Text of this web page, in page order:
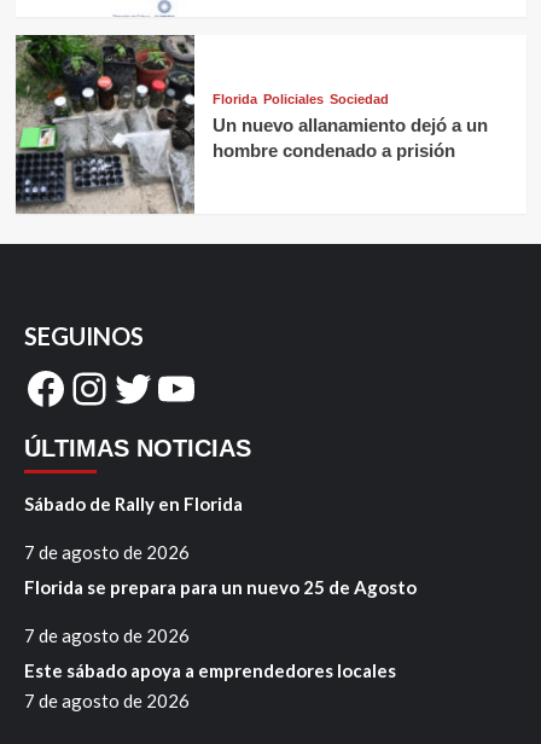
Florida Policiales Sociedad
Un nuevo allanamiento dejó a un
hombre condenado a prisión
SEGUINOS
Facebook
Instagram
Twitter
YouTube
ÚLTIMAS NOTICIAS
Sábado de Rally en Florida
7 de agosto de 2026
Florida se prepara para un nuevo 25 de Agosto
7 de agosto de 2026
Este sábado apoya a emprendedores locales
7 de agosto de 2026